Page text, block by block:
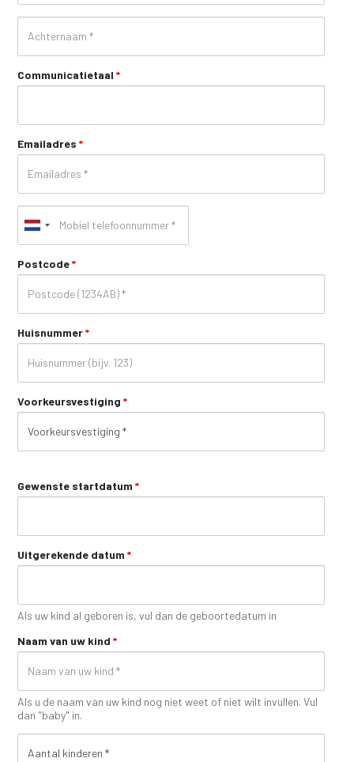
Communicatietaal*
Emailadres*
Postcode*
Huisnummer*
Voorkeursvestiging*
Gewenste startdatum*
Uitgerekende datum*
Als uw kind al geboren is, vul dan de geboortedatum in
Naam van uw kind*
Als u de naam van uw kind nog niet weet of niet wilt invullen. Vul
dan "baby" in.
kinderen